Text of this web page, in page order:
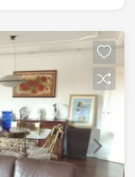
box em
de 40
com
ao centro